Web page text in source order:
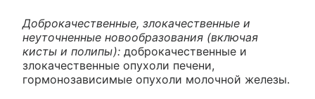
Доброкачественные, злокачественные и
неуточненные новообразования (включая
кисты и полипы): доброкачественные и
злокачественные опухоли печени,
гормонозависимые опухоли молочной железы.